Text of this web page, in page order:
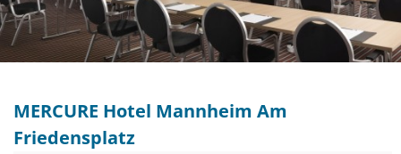
MERCURE Hotel Mannheim Am
Friedensplatz